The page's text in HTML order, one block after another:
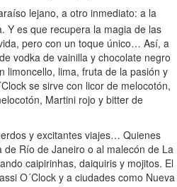
lejano, a otro inmediato: a la
Y es que recupera la magia de las
pero con un toque único… Así, a
vodka de vainilla y chocolate negro
limoncello, lima, fruta de la pasión y
se sirve con licor de melocotón,
Martini rojo y bitter de
y excitantes viajes… Quienes
de Río de Janeiro o al malecón de La
caipirinhas, daiquiris y mojitos. El
O´Clock y a ciudades como Nueva